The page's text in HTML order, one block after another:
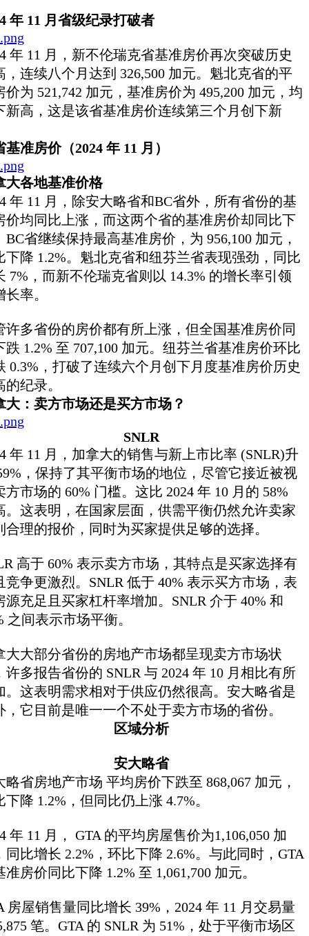
年 11 月省级纪录打破者
年 11 月，新不伦瑞克省基准房价再次突破历史
，连续八个月达到 326,500 加元。魁北克省的平
价为 521,742 加元，基准房价为 495,200 加元，均
新高，这是该省基准房价连续第三个月创下新
基准房价（2024 年 11 月）
大各地基准价格
年 11 月，除安大略省和BC省外，所有省份的基
价均同比上涨，而这两个省的基准房价却同比下
BC省继续保持最高基准房价，为 956,100 加元，
下降 1.2%。魁北克省和纽芬兰省表现强劲，同比
7%，而新不伦瑞克省则以 14.3% 的增长率引领
长率。
许多省份的房价都有所上涨，但全国基准房价同
跌 1.2% 至 707,100 加元。纽芬兰省基准房价环比
0.3%，打破了连续六个月创下月度基准房价历史
的纪录。
大：卖方市场还是买方市场？
SNLR
年 11 月，加拿大的销售与新上市比率 (SNLR)升
，保持了其平衡市场的地位，尽管它接近被视
方市场的 60% 门槛。这比 2024 年 10 月的 58%
。这表明，在国家层面，供需平衡仍然允许卖家
合理的报价，同时为买家提供足够的选择。
高于 60% 表示卖方市场，其特点是买家选择有
竞争更激烈。SNLR 低于 40% 表示买方市场，表
源充足且买家杠杆率增加。SNLR 介于 40% 和
之间表示市场平衡。
大大部分省份的房地产市场都呈现卖方市场状
许多报告省份的 SNLR 与 2024 年 10 月相比有所
。这表明需求相对于供应仍然很高。安大略省是
，它目前是唯一一个不处于卖方市场的省份。
区域分析
安大略省
略省房地产市场 平均房价下跌至 868,067 加元，
下降 1.2%，但同比仍上涨 4.7%。
年 11 月， GTA 的平均房屋售价为1,106,050 加
同比增长 2.2%，环比下降 2.6%。与此同时，GTA
准房价同比下降 1.2% 至 1,061,700 加元。
房屋销售量同比增长 39%，2024 年 11 月交易量
笔。GTA 的 SNLR 为 51%，处于平衡市场区